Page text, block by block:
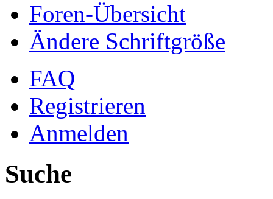
Foren-Übersicht
Ändere Schriftgröße
FAQ
Registrieren
Anmelden
Suche